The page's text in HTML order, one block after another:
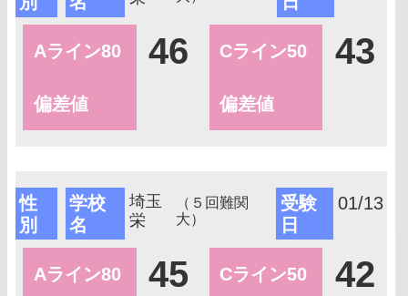
Aライン80
偏差値
46 Cライン50
偏差値
43
性
別
学校
名
埼玉
栄
（５回難関
大）
受験
日
01/13
Aライン80 45 Cライン50 42